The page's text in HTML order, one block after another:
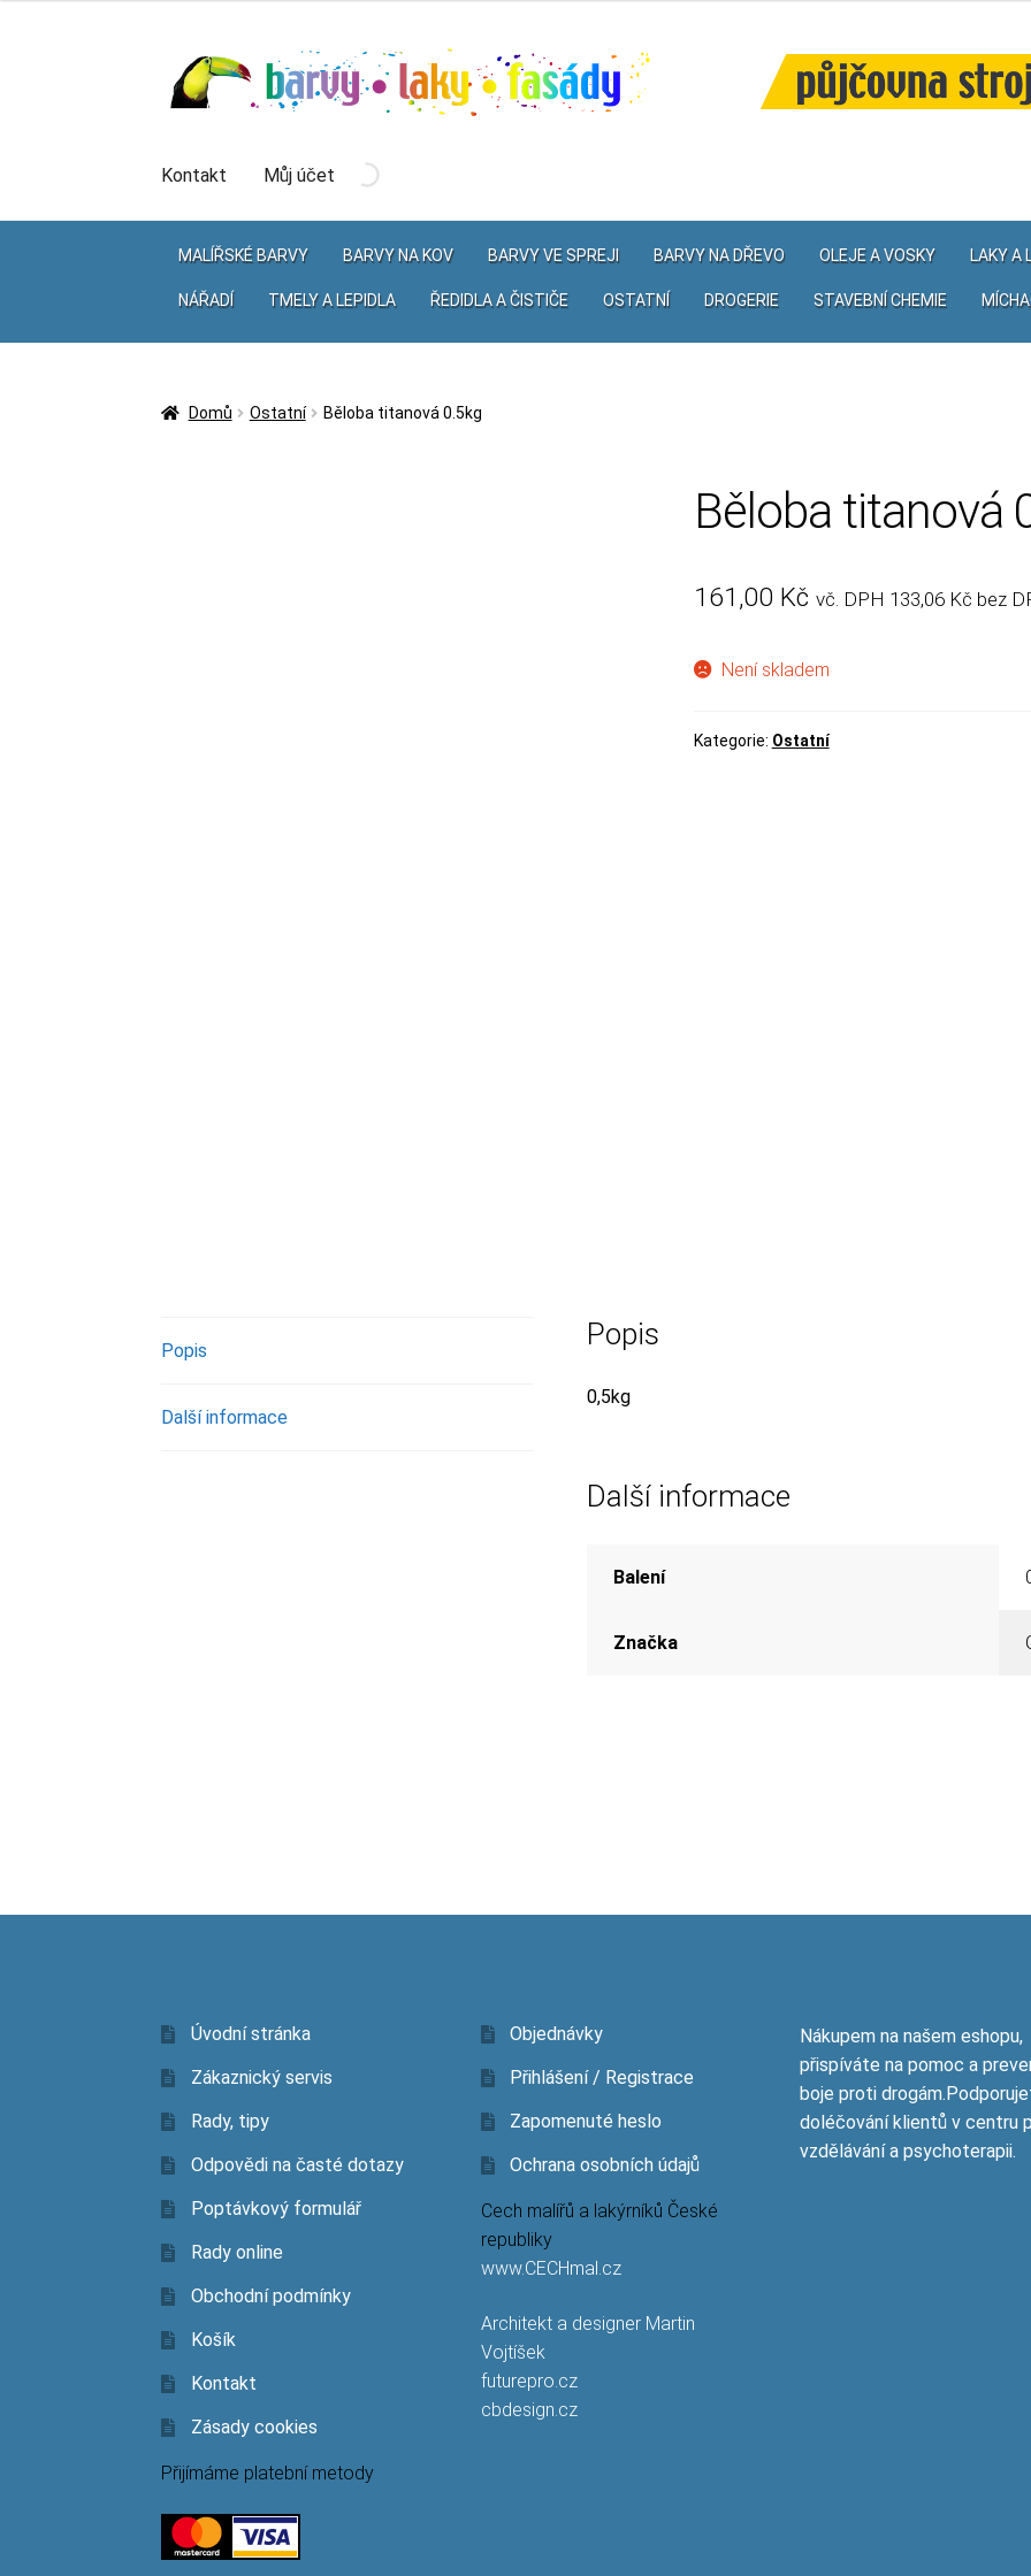
Přeskočit
na
Přejít
Kontakt
Můj účet
MALÍŘSKÉ BARVY BARVY NA KOV BARVY VE SPREJI BARVY NA DŘEVO OLEJE A VOSKY LAKY A
NÁŘADÍ TMELY A LEPIDLA ŘEDIDLA A ČISTIČE OSTATNÍ DROGERIE STAVEBNÍ CHEMIE
Domů Ostatní Běloba titanová 0.5kg
Běloba titanová
161,00 Kč vč. DPH 133,06 Kč bez
Není skladem
Kategorie: Ostatní
Popis
Další informace
Popis
0,5kg
Další informace
Balení
Značka
Úvodní stránka
Zákaznický servis
Rady, tipy
Odpovědi na časté dotazy
Poptávkový formulář
Rady online
Obchodní podmínky
Košík
Kontakt
Zásady cookies
Přijímáme platební metody
Objednávky
Přihlášení / Registrace
Zapomenuté heslo
Ochrana osobních údajů
Cech malířů a lakýrníků České
republiky
www.CECHmal.cz
Architekt a designer Martin
Vojtíšek
futurepro.cz
cbdesign.cz
Nákupem na našem eshopu,
přispíváte na pomoc a
boje proti
doléčování klientů v centru
vzdělávání a psychoterapii.